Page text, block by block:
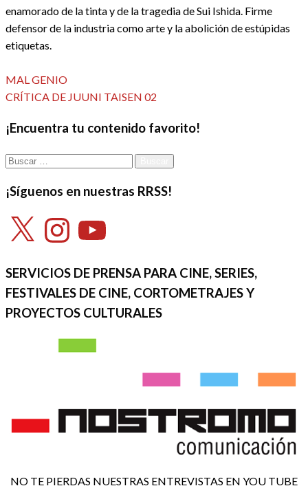
enamorado de la tinta y de la tragedia de Sui Ishida. Firme
defensor de la industria como arte y la abolición de estúpidas
etiquetas.
Navegación
entradas
Entrada
anterior
MAL GENIO
Entrada
CRÍTICA DE JUUNI TAISEN 02
¡Encuentra tu contenido favorito!
Buscar:
¡Síguenos en nuestras RRSS!
X InstagramYouTube
SERVICIOS DE PRENSA PARA CINE, SERIES,
FESTIVALES DE CINE, CORTOMETRAJES Y
PROYECTOS CULTURALES
NO TE PIERDAS NUESTRAS ENTREVISTAS EN YOU TUBE